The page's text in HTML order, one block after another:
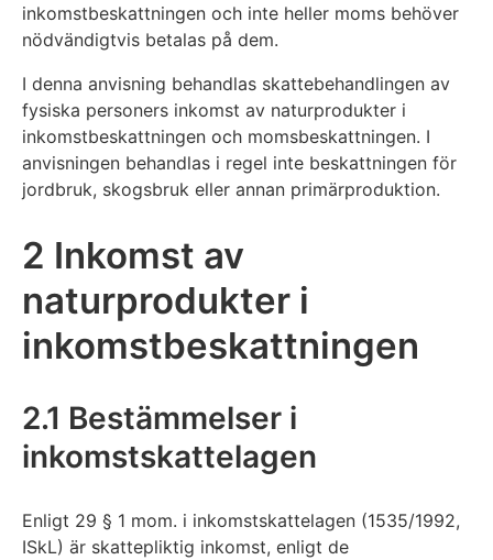
inkomstbeskattningen och inte heller moms behöver
nödvändigtvis betalas på dem.
I denna anvisning behandlas skattebehandlingen av
fysiska personers inkomst av naturprodukter i
inkomstbeskattningen och momsbeskattningen. I
anvisningen behandlas i regel inte beskattningen för
jordbruk, skogsbruk eller annan primärproduktion.
2 Inkomst av
naturprodukter i
inkomstbeskattningen
2.1 Bestämmelser i
inkomstskattelagen
Enligt 29 § 1 mom. i inkomstskattelagen (1535/1992,
ISkL) är skattepliktig inkomst, enligt de